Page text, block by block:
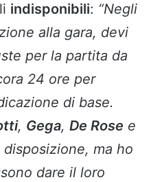
indisponibili: “Negli
alla gara, devi
per la partita da
24 ore per
di base.
, Gega, De Rose e
ma ho
dare il loro